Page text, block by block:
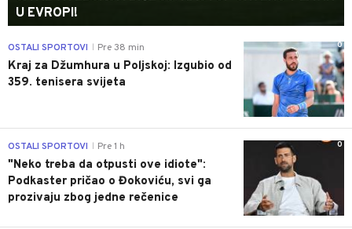
U EVROPI!
0
OSTALI SPORTOVI Pre 38 min
Kraj za Džumhura u Poljskoj: Izgubio od
359. tenisera svijeta
0
OSTALI SPORTOVI Pre 1 h
"Neko treba da otpusti ove idiote":
Podkaster pričao o Đokoviću, svi ga
prozivaju zbog jedne rečenice